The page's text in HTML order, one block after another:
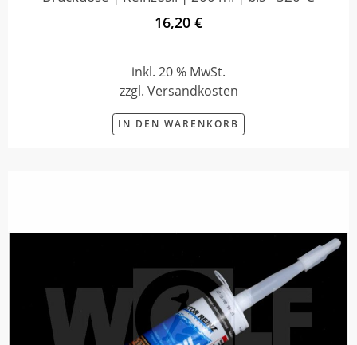
16,20 €
inkl. 20 % MwSt.
zzgl. Versandkosten
IN DEN WARENKORB